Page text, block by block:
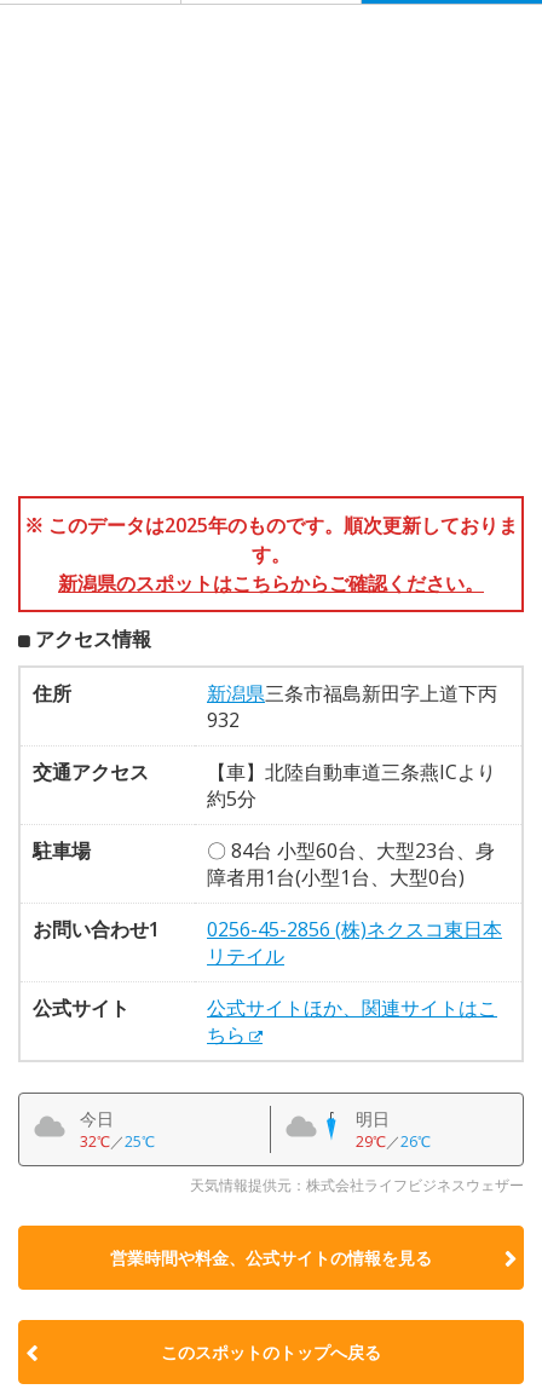
※ このデータは2025年のものです。順次更新しておりま
す。
新潟県のスポットはこちらからご確認ください。
アクセス情報
住所 新潟県三条市福島新田字上道下丙
932
交通アクセス
【車】北陸自動車道三条燕ICより
約5分
駐車場
〇 84台 小型60台、大型23台、身
障者用1台(小型1台、大型0台)
お問い合わせ1
0256-45-2856 (株)ネクスコ東日本
リテイル
公式サイト
公式サイトほか、関連サイトはこ
ちら
今日
32℃／25℃
明日
29℃／26℃
天気情報提供元：株式会社ライフビジネスウェザー
営業時間や料金、公式サイトの情報を見る
このスポットのトップへ戻る